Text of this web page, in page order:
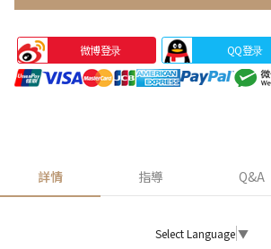
微博登录 QQ登录
詳情 指導 Q&A
Select Language ▼